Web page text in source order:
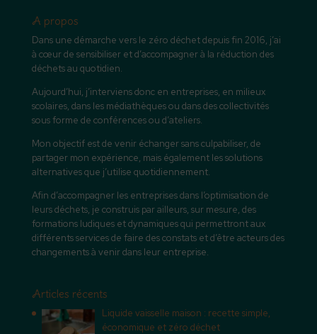
A propos
Dans une démarche vers le zéro déchet depuis fin 2016, j’ai
à cœur de sensibiliser et d’accompagner à la réduction des
déchets au quotidien.
Aujourd’hui, j’interviens donc en entreprises, en milieux
scolaires, dans les médiathèques ou dans des collectivités
sous forme de conférences ou d’ateliers.
Mon objectif est de venir échanger sans culpabiliser, de
partager mon expérience, mais également les solutions
alternatives que j’utilise quotidiennement.
Afin d’accompagner les entreprises dans l’optimisation de
leurs déchets, je construis par ailleurs, sur mesure, des
formations ludiques et dynamiques qui permettront aux
différents services de faire des constats et d’être acteurs des
changements à venir dans leur entreprise.
Articles récents
Liquide vaisselle maison : recette simple,
économique et zéro déchet